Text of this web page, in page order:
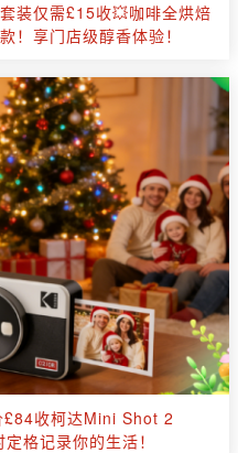
装仅需£15收💥咖啡全烘焙
！享门店级醇香体验！
£84收柯达Mini Shot 2
格记录你的生活！